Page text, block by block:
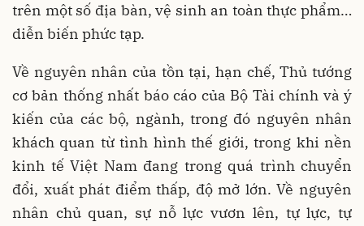
trên một số địa bàn, vệ sinh an toàn thực phẩm…
diễn biến phức tạp.
Về nguyên nhân của tồn tại, hạn chế, Thủ tướng
cơ bản thống nhất báo cáo của Bộ Tài chính và ý
kiến của các bộ, ngành, trong đó nguyên nhân
khách quan từ tình hình thế giới, trong khi nền
kinh tế Việt Nam đang trong quá trình chuyển
đổi, xuất phát điểm thấp, độ mở lớn. Về nguyên
nhân chủ quan, sự nỗ lực vươn lên, tự lực, tự